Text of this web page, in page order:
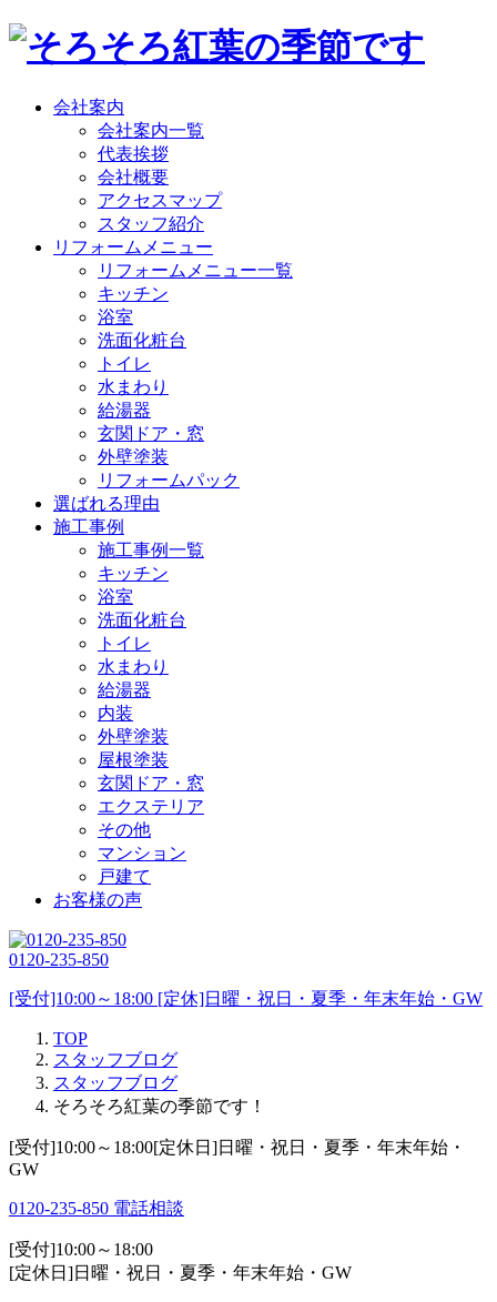
会社案内
会社案内一覧
代表挨拶
会社概要
アクセスマップ
スタッフ紹介
リフォームメニュー
リフォームメニュー一覧
キッチン
浴室
洗面化粧台
トイレ
水まわり
給湯器
玄関ドア・窓
外壁塗装
リフォームパック
選ばれる理由
施工事例
施工事例一覧
キッチン
浴室
洗面化粧台
トイレ
水まわり
給湯器
内装
外壁塗装
屋根塗装
玄関ドア・窓
エクステリア
その他
マンション
戸建て
お客様の声
0120-235-850
[受付]10:00～18:00 [定休]日曜・祝日・夏季・年末年始・GW
TOP
スタッフブログ
スタッフブログ
そろそろ紅葉の季節です！
[受付]10:00～18:00[定休日]日曜・祝日・夏季・年末年始・
GW
0120-235-850 電話相談
[受付]10:00～18:00
[定休日]日曜・祝日・夏季・年末年始・GW